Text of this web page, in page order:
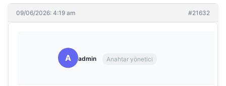
09/06/2026: 4:19 am #21632
A admin Anahtar yönetici